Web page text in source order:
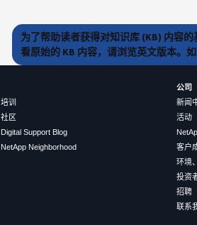
为了帮助读者获得对知识库 (KB) 内容
看原始的 KB 内容，请浏览英文版本。
培训
社区
Digital Support Blog
NetApp Neighborhood
公司
新闻
活动
客户
环境
投资
招聘
联系